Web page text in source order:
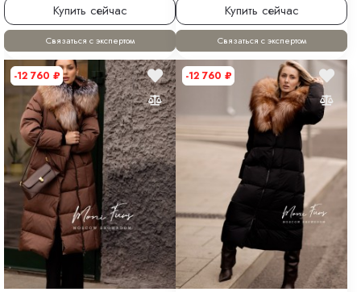
Купить сейчас
Связаться с экспертом
Купить сейчас
Связаться с экспертом
-12 760 ₽ -12 760 ₽